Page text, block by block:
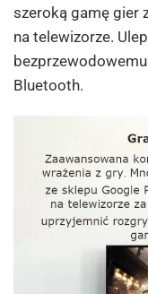
szeroką gamę gier
na telewizorze.
Bluetooth.